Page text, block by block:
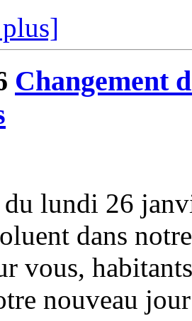
Changement
lundi 26
dans
vous,
nouveau